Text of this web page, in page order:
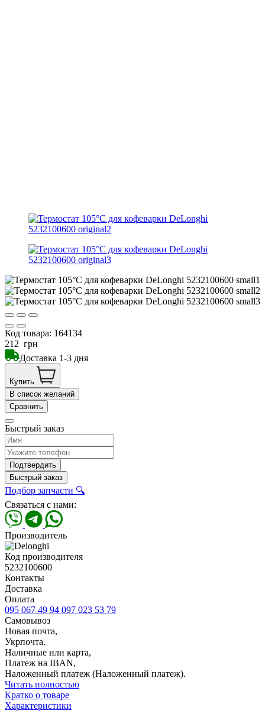
Код товара: 164134
212 грн
Доставка 1-3 дня
Купить
В список желаний
Сравнить
Быстрый заказ
Подтвердить
Быстрый заказ
Подбор запчасти 🔍
Связаться с нами:
Производитель
Код производителя
5232100600
Контакты
Доставка
Оплата
095 067 49 94 097 023 53 79
Самовывоз
Новая почта,
Укрпочта.
Наличные или карта,
Платеж на IBAN,
Наложенный платеж (Наложенный платеж).
Читать полностью
Кратко о товаре
Характеристики